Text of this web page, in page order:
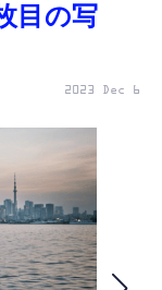
目の写
2023 Dec 6